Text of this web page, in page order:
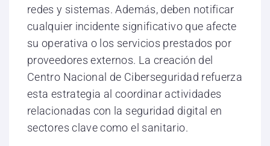
redes y sistemas. Además, deben notificar
cualquier incidente significativo que afecte
su operativa o los servicios prestados por
proveedores externos. La creación del
Centro Nacional de Ciberseguridad refuerza
esta estrategia al coordinar actividades
relacionadas con la seguridad digital en
sectores clave como el sanitario.